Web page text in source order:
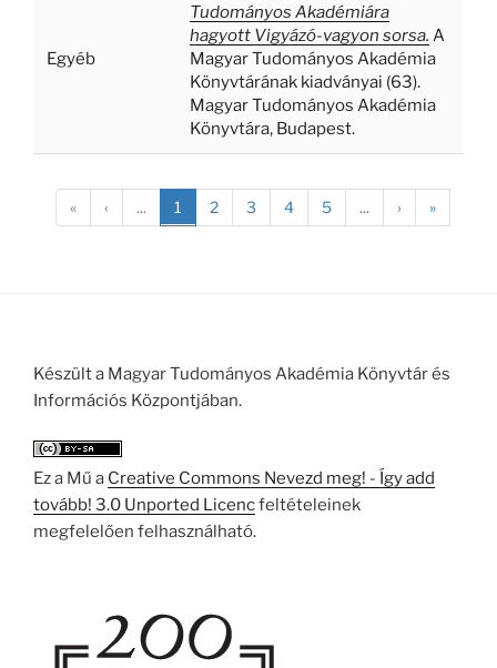
Egyéb
Tudományos Akadémiára
hagyott Vigyázó-vagyon sorsa. A
Magyar Tudományos Akadémia
Könyvtárának kiadványai (63).
Magyar Tudományos Akadémia
Könyvtára, Budapest.
« ‹ ... 1 2 3 4 5 ... › »
Készült a Magyar Tudományos Akadémia Könyvtár és
Információs Központjában.
Ez a Mű a Creative Commons Nevezd meg! - Így add
tovább! 3.0 Unported Licencfeltételeinek
megfelelően felhasználható.